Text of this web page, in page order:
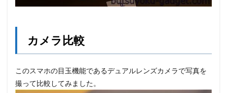
カメラ比較
このスマホの目玉機能であるデュアルレンズカメラで写真を
撮って比較してみました。